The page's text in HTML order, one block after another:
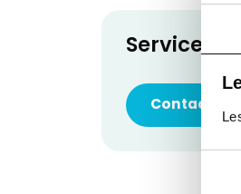
Service
Contacter